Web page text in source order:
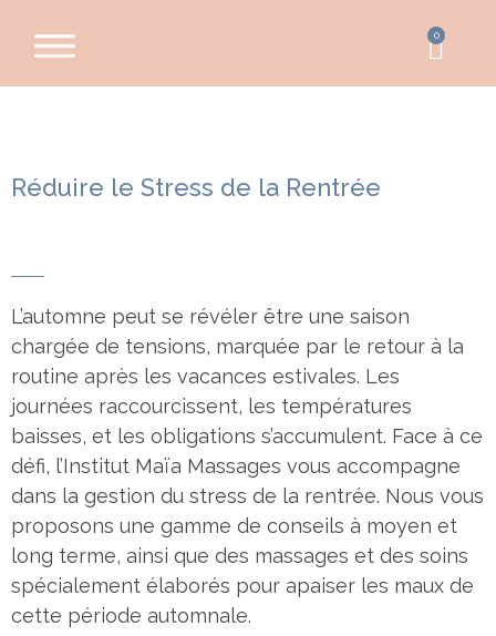
0
Réduire le Stress de la Rentrée
L’automne peut se révéler être une saison
chargée de tensions, marquée par le retour à la
routine après les vacances estivales. Les
journées raccourcissent, les températures
baisses, et les obligations s’accumulent. Face à ce
défi, l’Institut Maïa Massages vous accompagne
dans la gestion du stress de la rentrée. Nous vous
proposons une gamme de conseils à moyen et
long terme, ainsi que des massages et des soins
spécialement élaborés pour apaiser les maux de
cette période automnale.